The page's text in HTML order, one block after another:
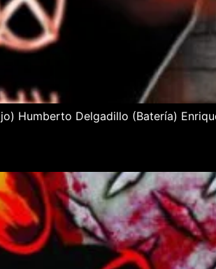
Humberto Delgadillo (Batería)